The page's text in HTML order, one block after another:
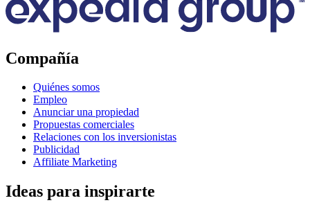
Compañía
Quiénes somos
Empleo
Anunciar una propiedad
Propuestas comerciales
Relaciones con los inversionistas
Publicidad
Affiliate Marketing
Ideas para inspirarte